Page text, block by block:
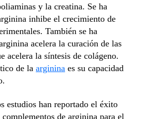
y la creatina. Se ha
inhibe el crecimiento de
También se ha
acelera la curación de las
acelera la síntesis de colágeno.
de la arginina es su capacidad
estudios han reportado el éxito
de arginina para el